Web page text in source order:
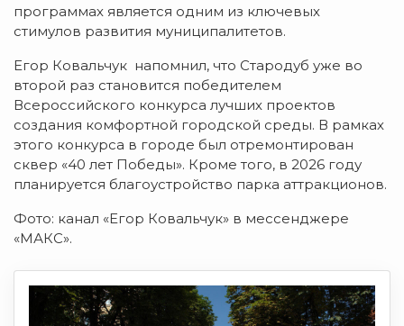
программах является одним из ключевых
стимулов развития муниципалитетов.
Егор Ковальчук напомнил, что Стародуб уже во
второй раз становится победителем
Всероссийского конкурса лучших проектов
создания комфортной городской среды. В рамках
этого конкурса в городе был отремонтирован
сквер «40 лет Победы». Кроме того, в 2026 году
планируется благоустройство парка аттракционов.
Фото: канал «Егор Ковальчук» в мессенджере
«МАКС».